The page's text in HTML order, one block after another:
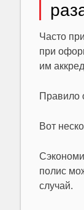
Часто
при
им
Правило
Вот
полис
случай.